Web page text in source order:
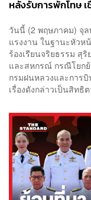
หลังรับการพักโทษ
วันนี้ (2 พฤษภาคม) จุ
แรงงาน ในฐานะหัวห
ร้องเรียนจริยธรรม สุริ
และสหกรณ์ กรณีโยก
กรมฝนหลวงและการบิ
เรื่องดังกล่าวเป็นสิท